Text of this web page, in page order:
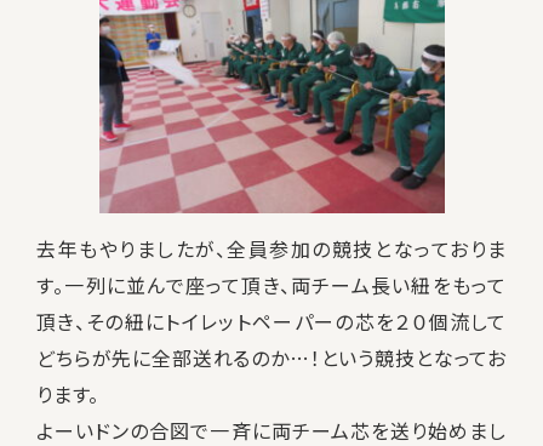
去年もやりましたが、全員参加の競技となっておりま
す。一列に並んで座って頂き、両チーム長い紐をもって
頂き、その紐にトイレットペーパーの芯を２０個流して
どちらが先に全部送れるのか…！という競技となってお
ります。
よーいドンの合図で一斉に両チーム芯を送り始めまし